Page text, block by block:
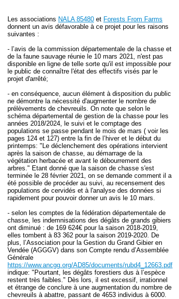
Les associations NALA 85480 et Forests From Farms
donnent un avis défavorable à ce projet pour les raisons
suivantes :
- l’avis de la commission départementale de la chasse et
de la faune sauvage réunie le 10 mars 2021, n'est pas
disponible en ligne de telle sorte qu'il est impossible pour
le public de connaître l'état des effectifs visés par le
projet d'arrêté;
- en conséquence, aucun élément à disposition du public
ne démontre la nécessité d'augmenter le nombre de
prélèvements de chevreuils. On note que selon le
schéma départemental de gestion de la chasse pour les
années 2018/2024, le suivi et le comptage des
populations se passe pendant le mois de mars ( voir les
pages 124 et 127) entre la fin de l’hiver et le début du
printemps: "Le déclenchement des opérations intervient
après la saison de chasse, au démarrage de la
végétation herbacée et avant le débourrement des
arbres." Etant donné que la saison de chasse s'est
terminée le 28 février 2021, on se demande comment il a
été possible de procéder au suivi, au recensement des
populations de cervidés et à l'analyse des données si
rapidement pour pouvoir donner un avis le 10 mars.
- selon les comptes de la fédération départementale de
chasse, les indemnisations des dégâts de grands gibiers
ont diminué : de 169 624€ pour la saison 2018-2019,
elles tombent à 83 362 pour la saison 2019-2020. De
plus, l’Association pour la Gestion du Grand Gibier en
Vendée (AGGGV) dans son Compte rendu d’Assemblée
Générale
https://www.ancgg.org/AD85/documents/rubd4_12663.pdf
indique: "Pourtant, les dégâts forestiers dus à l’espèce
restent très faibles." Dès lors, il est excessif, irrationnel
et étrange de conclure à une augmentation du nombre de
chevreuils à abattre, passant de 4653 individus à 6000.